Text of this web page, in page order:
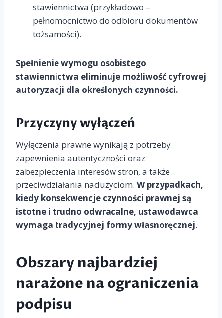
stawiennictwa (przykładowo –
pełnomocnictwo do odbioru dokumentów
tożsamości).
Spełnienie wymogu osobistego
stawiennictwa eliminuje możliwość cyfrowej
autoryzacji dla określonych czynności.
Przyczyny wyłączeń
Wyłączenia prawne wynikają z potrzeby
zapewnienia autentyczności oraz
zabezpieczenia interesów stron, a także
przeciwdziałania nadużyciom. W przypadkach,
kiedy konsekwencje czynności prawnej są
istotne i trudno odwracalne, ustawodawca
wymaga tradycyjnej formy własnoręcznej.
Obszary najbardziej
narażone na ograniczenia
podpisu